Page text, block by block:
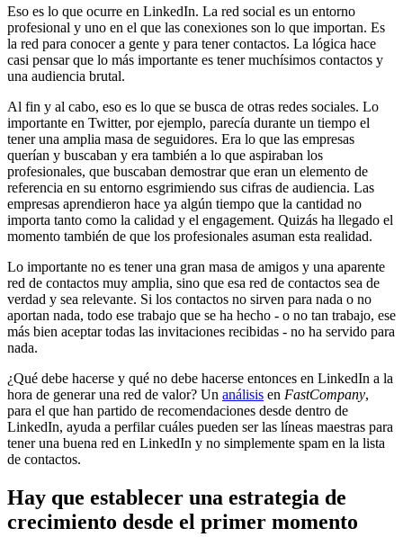
Eso es lo que ocurre en LinkedIn. La red social es un entorno
profesional y uno en el que las conexiones son lo que importan. Es
la red para conocer a gente y para tener contactos. La lógica hace
casi pensar que lo más importante es tener muchísimos contactos y
una audiencia brutal.
Al fin y al cabo, eso es lo que se busca de otras redes sociales. Lo
importante en Twitter, por ejemplo, parecía durante un tiempo el
tener una amplia masa de seguidores. Era lo que las empresas
querían y buscaban y era también a lo que aspiraban los
profesionales, que buscaban demostrar que eran un elemento de
referencia en su entorno esgrimiendo sus cifras de audiencia. Las
empresas aprendieron hace ya algún tiempo que la cantidad no
importa tanto como la calidad y el engagement. Quizás ha llegado el
momento también de que los profesionales asuman esta realidad.
Lo importante no es tener una gran masa de amigos y una aparente
red de contactos muy amplia, sino que esa red de contactos sea de
verdad y sea relevante. Si los contactos no sirven para nada o no
aportan nada, todo ese trabajo que se ha hecho - o no tan trabajo, ese
más bien aceptar todas las invitaciones recibidas - no ha servido para
nada.
¿Qué debe hacerse y qué no debe hacerse entonces en LinkedIn a la
hora de generar una red de valor? Un análisis en FastCompany,
para el que han partido de recomendaciones desde dentro de
LinkedIn, ayuda a perfilar cuáles pueden ser las líneas maestras para
tener una buena red en LinkedIn y no simplemente spam en la lista
de contactos.
Hay que establecer una estrategia de
crecimiento desde el primer momento